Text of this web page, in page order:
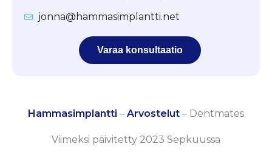
jonna@hammasimplantti.net
Varaa konsultaatio
Hammasimplantti – Arvostelut – Dentmates
Viimeksi päivitetty 2023 Sepkuussa